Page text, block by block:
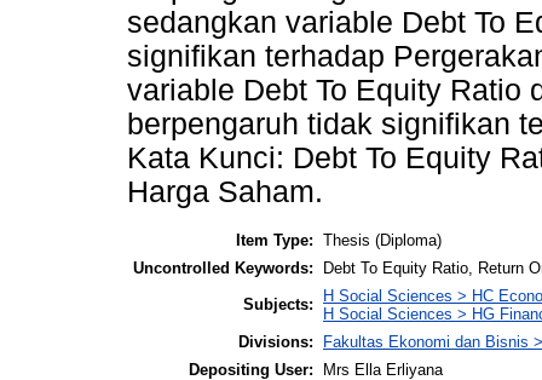
sedangkan variable Debt To
signifikan terhadap
variable Debt To Equity Ratio
berpengaruh tidak signifikan
Kata Kunci: Debt To Equity
Harga Saham.
Item Type: Thesis (Diploma)
Uncontrolled Keywords:
Debt To Equity Ratio, Return
Subjects:
H Social Sciences > HC
H Social Sciences > HG
Divisions:
Fakultas Ekonomi dan Bisnis
Depositing User:
Mrs Ella Erliyana